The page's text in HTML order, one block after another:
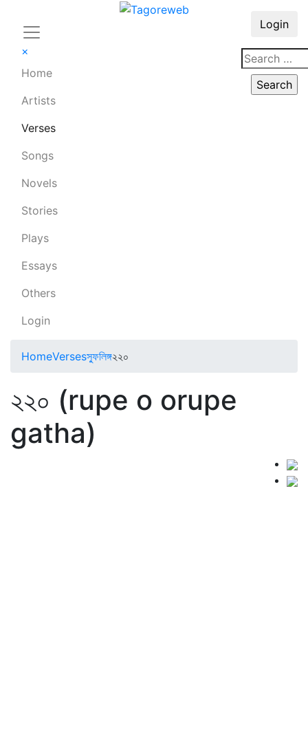
×
Home
Artists
Verses
Songs
Novels
Stories
Plays
Essays
Others
Login
Login
HomeVersesস্ফুলিঙ্গ২২০
২২০ (rupe o orupe
gatha)